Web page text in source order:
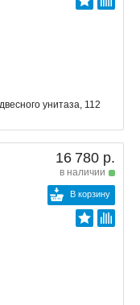
унитаза, 112
16 780 р.
в наличии
В корзину